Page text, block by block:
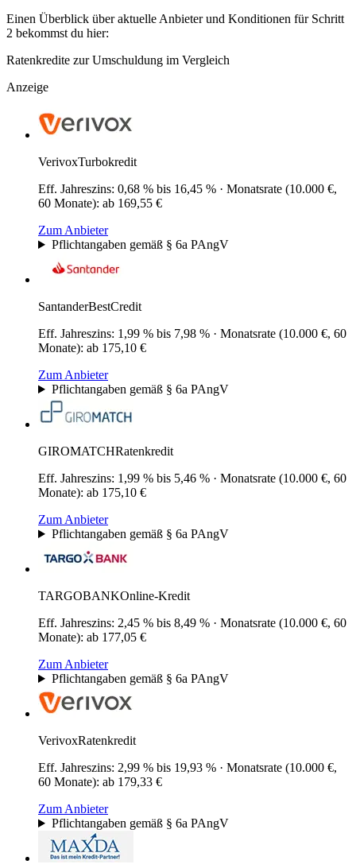
Einen Überblick über aktuelle Anbieter und Konditionen für Schritt
2 bekommst du hier:
Ratenkredite zur Umschuldung im Vergleich
Anzeige
VerivoxTurbokredit
Eff. Jahreszins: 0,68 % bis 16,45 % · Monatsrate (10.000 €,
60 Monate): ab 169,55 €
Zum Anbieter
Pflichtangaben gemäß § 6a PAngV
SantanderBestCredit
Eff. Jahreszins: 1,99 % bis 7,98 % · Monatsrate (10.000 €, 60
Monate): ab 175,10 €
Zum Anbieter
Pflichtangaben gemäß § 6a PAngV
GIROMATCHRatenkredit
Eff. Jahreszins: 1,99 % bis 5,46 % · Monatsrate (10.000 €, 60
Monate): ab 175,10 €
Zum Anbieter
Pflichtangaben gemäß § 6a PAngV
TARGOBANKOnline-Kredit
Eff. Jahreszins: 2,45 % bis 8,49 % · Monatsrate (10.000 €, 60
Monate): ab 177,05 €
Zum Anbieter
Pflichtangaben gemäß § 6a PAngV
VerivoxRatenkredit
Eff. Jahreszins: 2,99 % bis 19,93 % · Monatsrate (10.000 €,
60 Monate): ab 179,33 €
Zum Anbieter
Pflichtangaben gemäß § 6a PAngV